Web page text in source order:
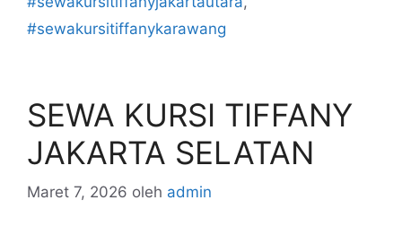
#sewakursitiffanykarawang
SEWA KURSI TIFFANY
JAKARTA SELATAN
Maret 7, 2026 oleh admin